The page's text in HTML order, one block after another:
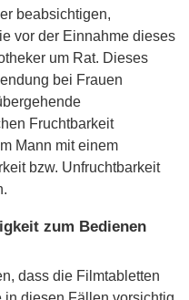
beabsichtigen,
vor der Einnahme dieses
um Rat. Dieses
bei Frauen
Fruchtbarkeit
Mann mit einem
bzw. Unfruchtbarkeit
zum Bedienen
dass die Filmtabletten